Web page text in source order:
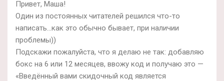
Привет, Маша!
Один из постоянных читателей решился что-то
написать…как это обычно бывает, при наличии
проблемы))
Подскажи пожалуйста, что я делаю не так: добавляю
бокс на 6 или 12 месяцев, ввожу код и получаю это —
«Введённый вами скидочный код является